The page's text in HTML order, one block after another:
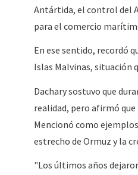
Antártida, el control del
para el comercio
En ese sentido, recordó
Islas Malvinas, situación
Dachary sostuvo que
realidad, pero afirmó
Mencionó como
estrecho de Ormuz y la
"Los últimos años